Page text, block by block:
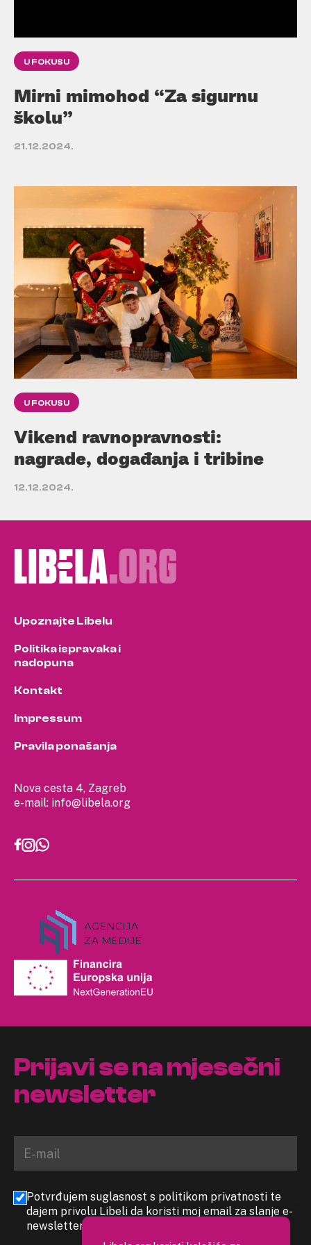
U FOKUSU
Mirni mimohod “Za sigurnu
školu”
21.12.2024.
U FOKUSU
Vikend ravnopravnosti:
nagrade, događanja i tribine
12.12.2024.
Nova cesta 4, Zagreb
e-mail: info@libela.org
Upoznajte Libelu
Politika ispravaka i
nadopuna
Kontakt
Impressum
Pravila ponašanja
Prijavi se na mjesečni
newsletter
Potvrđujem suglasnost s politikom privatnosti te
dajem privolu Libeli da koristi moj email za slanje e-
newslettera